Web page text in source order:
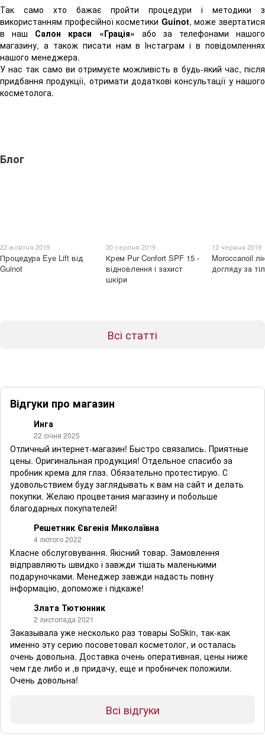
Так само хто бажає пройти процедури і методики з
використанням професійної косметики Guinot, може звертатися
в наш Салон краси «Грація» або за телефонами нашого
магазину, а також писати нам в Інстаграм і в повідомленнях
нашого менеджера.
У нас так само ви отримуєте можливість в будь-який час, після
придбання продукції, отримати додаткові консультації у нашого
косметолога.
Блог
22 жовтня 2019
Процедура Eye Lift від
Guinot
30 серпня 2019
Крем Pur Confort SPF 15 -
відновлення і захист
шкіри
12 червня 2019
Moroccanoil
догляду за
Всі статті
Відгуки про магазин
Инга
22 січня 2025
Отличный интернет-магазин! Быстро связались. Приятные
цены. Оригинальная продукция! Отдельное спасибо за
пробник крема для глаз. Обязательно протестирую. С
удовольствием буду заглядывать к вам на сайт и делать
покупки. Желаю процветания магазину и побольше
благодарных покупателей!
Решетник Євгенія Миколаївна
4 лютого 2022
Класне обслуговування. Якісний товар. Замовлення
відправляють швидко і завжди тішать маленькими
подаруночками. Менеджер завжди надасть повну
інформацію, допоможе і підкаже!
Злата Тютюнник
2 листопада 2021
Заказывала уже несколько раз товары SoSkin, так-как
именно эту серию посоветовал косметолог, и осталась
очень довольна. Доставка очень оперативная, цены ниже
чем где либо и ,в придачу, еще и пробничек положили.
Очень довольна!
Всі відгуки